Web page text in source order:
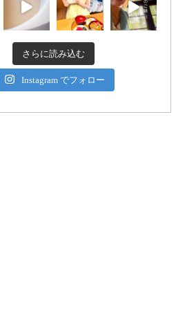
さらに読み込む
Instagram でフォロー